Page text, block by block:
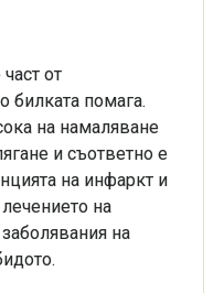
от
билката помага.
на намаляване
и съответно е
на инфаркт и
на
на